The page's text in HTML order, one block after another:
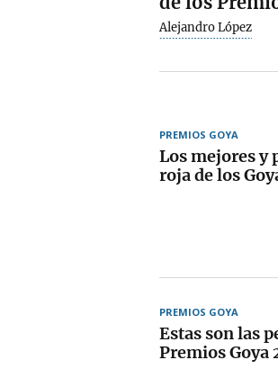
Alejandro López
PREMIOS GOYA
Los mejores y
roja de los
PREMIOS GOYA
Estas son las
Premios Goya